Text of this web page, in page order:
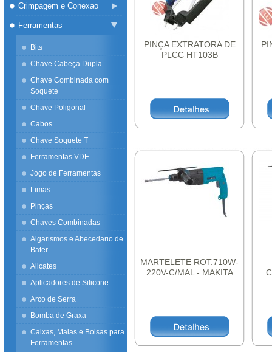
Crimpagem e Conexao
Ferramentas
Bits
Chave Cabeça Dupla
Chave Combinada com
Soquete
Chave Poligonal
Cabos
Chave Soquete T
Ferramentas VDE
Jogo de Ferramentas
Limas
Pinças
Chaves Combinadas
Algarismos e Abecedario de
Bater
Alicates
Aplicadores de Silicone
Arco de Serra
Bomba de Graxa
Caixas, Malas e Bolsas para
Ferramentas
PINÇA EXTRATORA DE
PLCC HT103B
MARTELETE ROT.710W-
220V-C/MAL - MAKITA